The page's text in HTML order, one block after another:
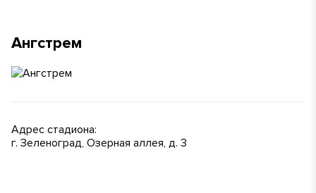
Ангстрем
Ангстрем
Адрес стадиона:
г. Зеленоград, Озерная аллея, д. 3